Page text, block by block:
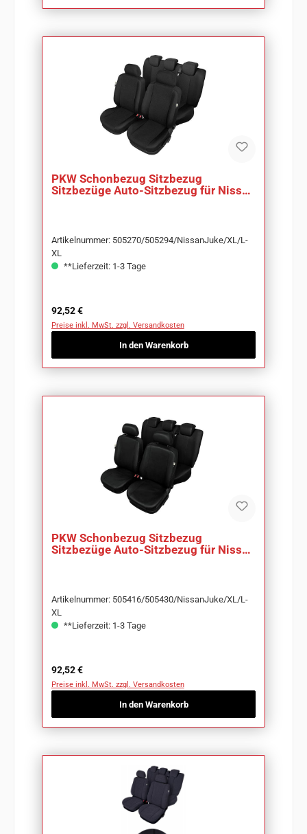
PKW Schonbezug Sitzbezug
Sitzbezüge Auto-Sitzbezug für Nissan
Artikelnummer: 505270/505294/NissanJuke/XL/L-
XL
**Lieferzeit: 1-3 Tage
Regulärer Preis:
92,52 €
Preise inkl. MwSt. zzgl. Versandkosten
In den Warenkorb
PKW Schonbezug Sitzbezug
Sitzbezüge Auto-Sitzbezug für Nissan
Artikelnummer: 505416/505430/NissanJuke/XL/L-
XL
**Lieferzeit: 1-3 Tage
Regulärer Preis:
92,52 €
Preise inkl. MwSt. zzgl. Versandkosten
In den Warenkorb